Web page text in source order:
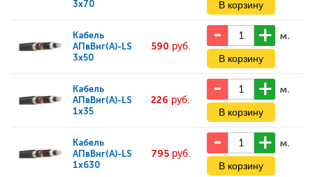
3x70
Кабель
АПвВнг(А)-LS
3x50
590 руб.
м.
Кабель
АПвВнг(А)-LS
1x35
226 руб.
м.
Кабель
АПвВнг(А)-LS
1x630
795 руб.
м.